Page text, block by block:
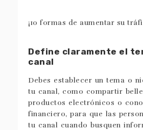
Define claramente el
canal
Debes establecer un tema o
tu canal, como compartir
productos electrónicos o
financiero, para que las
tu canal cuando busquen